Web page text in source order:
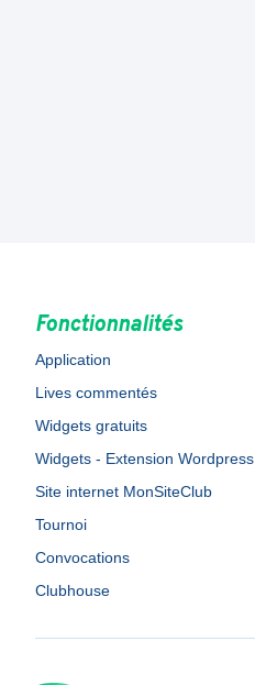
Fonctionnalités
Application
Lives commentés
Widgets gratuits
Widgets - Extension Wordpress
Site internet MonSiteClub
Tournoi
Convocations
Clubhouse